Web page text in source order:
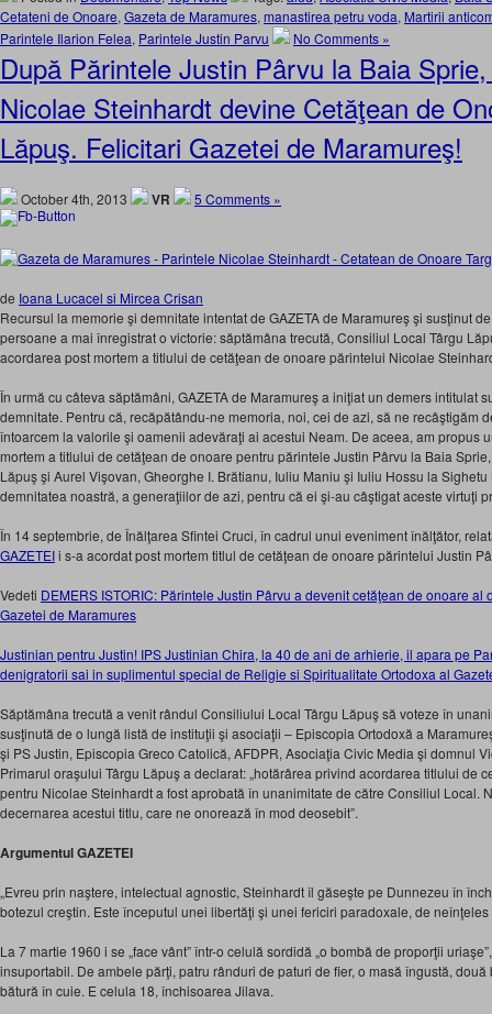
Cetateni de Onoare, Gazeta de Maramures, manastirea petru voda, Martirii
Parintele Ilarion Felea, Parintele Justin Parvu No Comments »
După Părintele Justin Pârvu la Baia
Nicolae Steinhardt devine Cetăţean de
Lăpuş. Felicitari Gazetei de Maramureş!
October 4th, 2013 VR 5 Comments »
de Ioana Lucacel si Mircea Crisan
Recursul la memorie şi demnitate intentat de GAZETA de Maramureş şi susţinut
persoane a mai înregistrat o victorie: săptămâna trecută, Consiliul Local Târgu
acordarea post mortem a titlului de cetăţean de onoare părintelui Nicolae
În urmă cu câteva săptămâni, GAZETA de Maramureş a iniţiat un demers intitulat
demnitate. Pentru că, recăpătându-ne memoria, noi, cei de azi, să ne recâştigăm
întoarcem la valorile şi oamenii adevăraţi ai acestui Neam. De aceea, am propus
mortem a titlului de cetăţean de onoare pentru părintele Justin Pârvu la Baia
Lăpuş şi Aurel Vişovan, Gheorghe I. Brătianu, Iuliu Maniu şi Iuliu Hossu la
demnitatea noastră, a generaţiilor de azi, pentru că ei şi-au câştigat aceste virtuţi
În 14 septembrie, de Înălţarea Sfintei Cruci, în cadrul unui eveniment înălţător,
GAZETEIi s-a acordat post mortem titlul de cetăţean de onoare părintelui Justin
Vedeti DEMERS ISTORIC: Părintele Justin Pârvu a devenit cetăţean de onoare
Gazetei de Maramures
Justinian pentru Justin! IPS Justinian Chira, la 40 de ani de arhierie, il apara pe
denigratorii sai in suplimentul special de Religie si Spiritualitate Ortodoxa al
Săptămâna trecută a venit rândul Consiliului Local Târgu Lăpuş să voteze în
susţinută de o lungă listă de instituţii şi asociaţii – Episcopia Ortodoxă a
şi PS Justin, Episcopia Greco Catolică, AFDPR, Asociaţia Civic Media şi domnul
Primarul oraşului Târgu Lăpuş a declarat: „hotărârea privind acordarea titlului de
pentru Nicolae Steinhardt a fost aprobată în unanimitate de către Consiliul Local.
decernarea acestui titlu, care ne onorează în mod deosebit”.
Argumentul GAZETEI
„Evreu prin naştere, intelectual agnostic, Steinhardt îl găseşte pe Dunnezeu în
botezul creştin. Este începutul unei libertăţi şi unei fericiri paradoxale, de
La 7 martie 1960 i se „face vânt” într-o celulă sordidă „o bombă de proporţii
insuportabil. De ambele părţi, patru rânduri de paturi de fier, o masă îngustă,
bătură în cuie. E celula 18, închisoarea Jilava.